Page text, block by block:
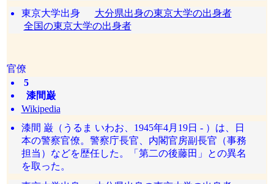
東京大学出身 大分県出身の東京大学の出身者
全国の東京大学の出身者
官僚
5
漆間巌
Wikipedia
漆間 巌（うるま いわお、1945年4月19日 - ）は、日
本の警察官僚。警察庁長官、内閣官房副長官（事務
担当）などを歴任した。「第二の後藤田」との異名
を取った。